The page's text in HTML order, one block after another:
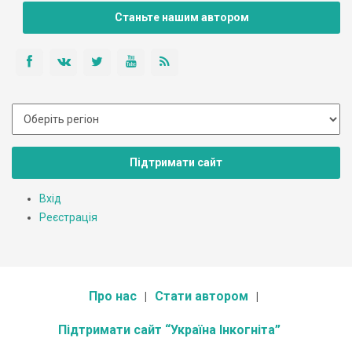
Станьте нашим автором
Підтримати сайт
Вхід
Реєстрація
Про нас Стати автором
Підтримати сайт “Україна Інкогніта”